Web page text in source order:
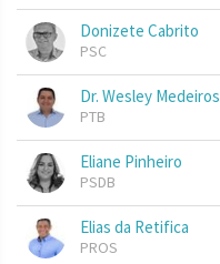
Donizete Cabrito
PSC
Dr. Wesley Medeiros
PTB
Eliane Pinheiro
PSDB
Elias da Retifica
PROS